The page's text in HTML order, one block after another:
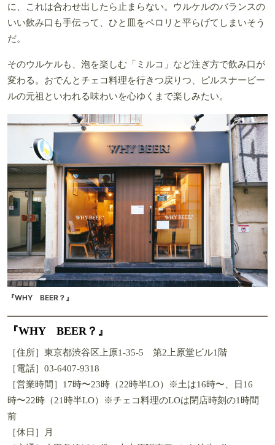
に、これは合わせ出したら止まらない。ウルケルのバランスの
いい飲み口も手伝って、ひと皿をペロリと平らげてしまいそう
だ。
そのウルケルも、泡を楽しむ「ミルコ」など注ぎ方で飲み口が
変わる。おでんとチェコ料理を行きつ戻りつ、ピルスナービー
ルの元祖といわれる味わいを心ゆくまで楽しみたい。
『WHY BEER？』
『WHY BEER？』
［住所］東京都渋谷区上原1-35-5 第2上原堂ビル1階
［電話］03-6407-9318
［営業時間］17時〜23時（22時半LO）※土は16時〜、日16
時〜22時（21時半LO）※チェコ料理のLOは閉店時刻の1時間
前
［休日］月